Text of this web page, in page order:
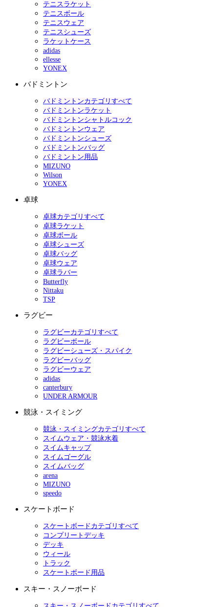
テニスラケット
テニスボール
テニスウェア
テニスシューズ
ラケットケース
adidas
ellesse
YONEX
バドミントン
バドミントンカテゴリすべて
バドミントンラケット
バドミントンシャトルコック
バドミントンウェア
バドミントンシューズ
バドミントンバッグ
バドミントン用品
MIZUNO
Wilson
YONEX
卓球
卓球カテゴリすべて
卓球ラケット
卓球ボール
卓球シューズ
卓球バッグ
卓球ウェア
卓球ラバー
Butterfly
Nittaku
TSP
ラグビー
ラグビーカテゴリすべて
ラグビーボール
ラグビーシューズ・スパイク
ラグビーバッグ
ラグビーウェア
adidas
canterbury
UNDER ARMOUR
競泳・スイミング
競泳・スイミングカテゴリすべて
スイムウェア・競泳水着
スイムキャップ
スイムゴーグル
スイムバッグ
arena
MIZUNO
speedo
スケートボード
スケートボードカテゴリすべて
コンプリートデッキ
デッキ
ウィール
トラック
スケートボード用品
スキー・スノーボード